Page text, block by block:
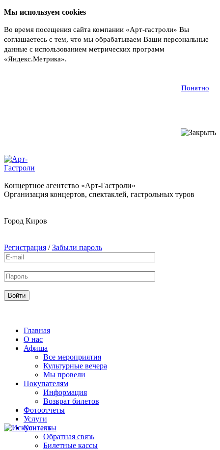
Мы используем cookies
Во время посещения сайта компании «Арт-гастроли» Вы
соглашаетесь с тем, что мы обрабатываем Ваши персональные
данные с использованием метрических программ
«Яндекс.Метрика».
Понятно
Концертное агентство «Арт-Гастроли»
Организация концертов, спектаклей, гастрольных туров
Город Киров
Регистрация / Забыли пароль
Главная
О нас
Афиша
Все мероприятия
Культурные вечера
Мы провели
Покупателям
Информация
Возврат билетов
Фотоотчеты
Услуги
Контакты
Обратная связь
Билетные кассы